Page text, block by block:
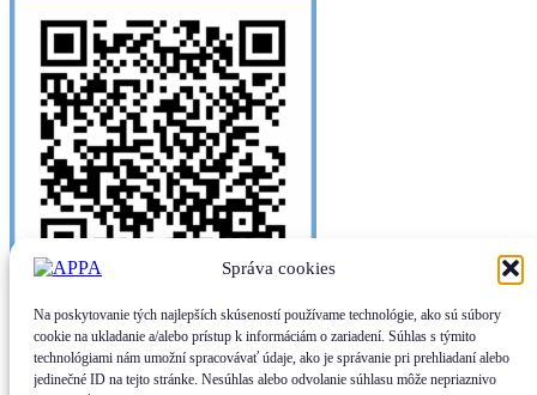
Správa cookies
Na poskytovanie tých najlepších skúseností používame technológie, ako sú súbory
cookie na ukladanie a/alebo prístup k informáciám o zariadení. Súhlas s týmito
technológiami nám umožní spracovávať údaje, ako je správanie pri prehliadaní alebo
jedinečné ID na tejto stránke. Nesúhlas alebo odvolanie súhlasu môže nepriaznivo